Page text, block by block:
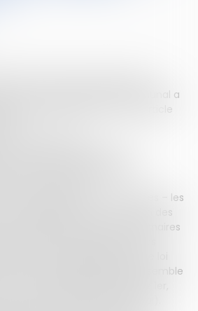
à renforcer la parité dans
et exécutives du bloc communal a
en deuxième lecture.Article
4587) visant
les fonctions électives
a été déposée à
19 octobre 2021.
% des communes françaises – les
1.000 habitants – et au sein des
plus de 80 % des maires
d’intercommunalités sont des
de cette proposition de loi
de liste paritaire à l’ensemble
de 1.000 habitants (article 1er,
252 à L. 253 du code électoral).